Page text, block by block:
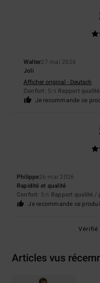
Walter27 mai 2026
Joli
Afficher original - Deutsch
Confort: 5/5 Rapport
Je recommande ce
Philippe26 mai 2026
Rapidité et qualité
Confort: 5/5 Rapport qualité /
Je recommande ce
Articles vus